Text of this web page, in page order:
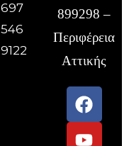
697
546
9122
899298 –
Περιφέρεια
Αττικής